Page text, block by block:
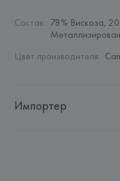
Состав: 78% Вискоза,
Цвет производителя:
Импортер